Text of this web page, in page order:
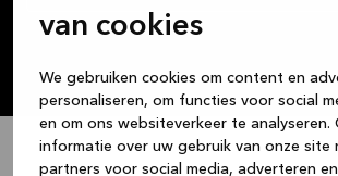
van cookies
We gebruiken cookies om content en
personaliseren, om functies voor social
en om ons websiteverkeer te analyseren.
informatie over uw gebruik van onze site
partners voor social media, adverteren en
rubenlu@groningen.kvik.nl
keukenoplossing
Als keukendesigner breng ik uw wensen
en mijn expertise samen om een keuken
te ontwerpen die volledig aansluit bij uw